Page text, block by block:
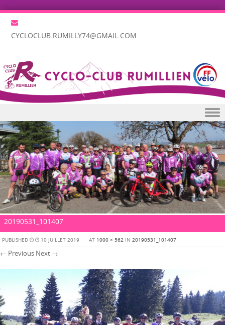
CYCLOCLUB.RUMILLY74@GMAIL.COM
Skip to content
20190531_101407
PUBLISHED 10 JUILLET 2019 AT 1000 × 562 IN 20190531_101407
← Previous Next →